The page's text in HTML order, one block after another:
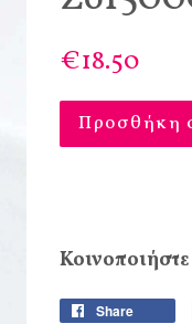
€18.50
Προσθήκη
Share